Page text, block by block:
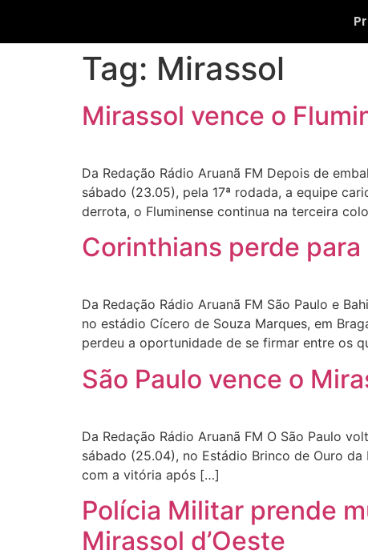
Tag: Mirassol
Mirassol vence o
Da Redação Rádio Aruanã FM Depois de
sábado (23.05), pela 17ª rodada, a equipe
derrota, o Fluminense continua na terceira
Corinthians perde
Da Redação Rádio Aruanã FM São Paulo e
no estádio Cícero de Souza Marques, em
perdeu a oportunidade de se firmar entre os
São Paulo vence o
Da Redação Rádio Aruanã FM O São Paulo
sábado (25.04), no Estádio Brinco de Ouro
com a vitória após […]
Polícia Militar prende
Mirassol d’Oeste